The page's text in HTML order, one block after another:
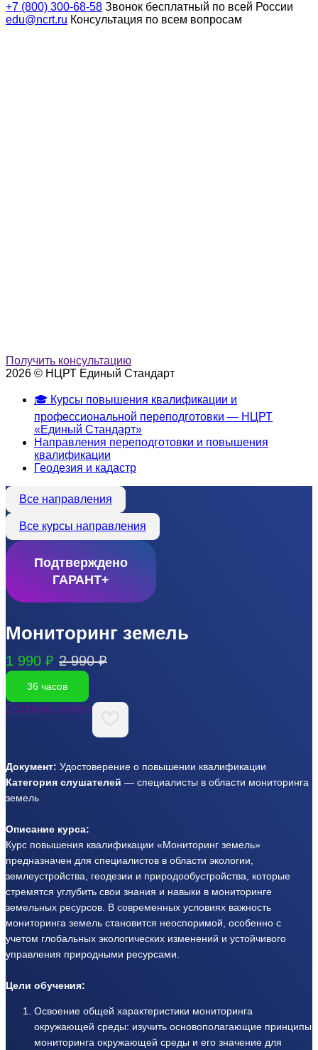
+7 (800) 300-68-58 Звонок бесплатный по всей России
edu@ncrt.ru Консультация по всем вопросам
Получить консультацию
2026 © НЦРТ Единый Стандарт
🎓 Курсы повышения квалификации и
профессиональной переподготовки — НЦРТ
«Единый Стандарт»
Направления переподготовки и повышения
квалификации
Геодезия и кадастр
Все направления
Все курсы направления
Мониторинг земель
1 990 ₽ 2 990 ₽
36 часов
Оставить заявку
Подтверждено
ГАРАНТ+
Документ: Удостоверение о повышении квалификации
Категория слушателей — специалисты в области мониторинга
земель
Описание курса:
Курс повышения квалификации «Мониторинг земель»
предназначен для специалистов в области экологии,
землеустройства, геодезии и природообустройства, которые
стремятся углубить свои знания и навыки в мониторинге
земельных ресурсов. В современных условиях важность
мониторинга земель становится неоспоримой, особенно с
учетом глобальных экологических изменений и устойчивого
управления природными ресурсами.
Цели обучения:
Освоение общей характеристики мониторинга
окружающей среды: изучить основополагающие принципы
мониторинга окружающей среды и его значение для